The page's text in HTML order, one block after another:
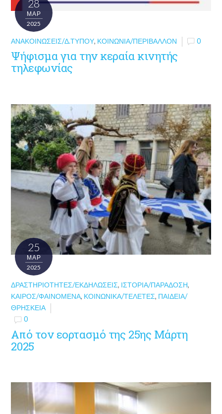
28
ΜΑΡ
2025
ΑΝΑΚΟΙΝΏΣΕΙΣ/Δ.ΤΎΠΟΥ, ΚΟΙΝΩΝΊΑ/ΠΕΡΙΒΆΛΛΟΝ 0
Ψήφισμα για την κεραία κινητής
τηλεφωνίας
25
ΜΑΡ
2025
ΔΡΑΣΤΗΡΙΌΤΗΤΕΣ/ΕΚΔΗΛΏΣΕΙΣ, ΙΣΤΟΡΊΑ/ΠΑΡΆΔΟΣΗ,
ΚΑΙΡΌΣ/ΦΑΙΝΌΜΕΝΑ, ΚΟΙΝΩΝΙΚΆ/ΤΕΛΕΤΈΣ, ΠΑΙΔΕΊΑ/
ΘΡΗΣΚΕΊΑ
0
Από τον εορτασμό της 25ης Μάρτη
2025